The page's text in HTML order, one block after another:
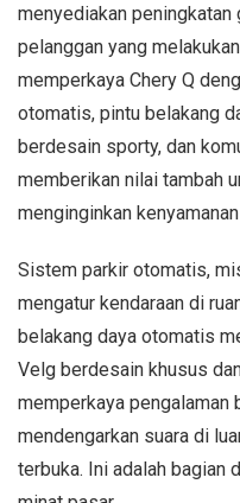
menyediakan peningkatan
pelanggan yang
memperkaya Chery Q
otomatis, pintu belakang
berdesain sporty, dan
memberikan nilai tambah
menginginkan
Sistem parkir otomatis,
mengatur kendaraan di
belakang daya otomatis
Velg berdesain khusus
memperkaya pengalaman
mendengarkan suara di
terbuka. Ini adalah bagian